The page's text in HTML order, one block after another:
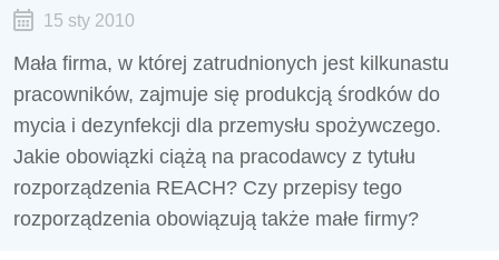
15 sty 2010
Mała firma, w której zatrudnionych jest kilkunastu
pracowników, zajmuje się produkcją środków do
mycia i dezynfekcji dla przemysłu spożywczego.
Jakie obowiązki ciążą na pracodawcy z tytułu
rozporządzenia REACH? Czy przepisy tego
rozporządzenia obowiązują także małe firmy?